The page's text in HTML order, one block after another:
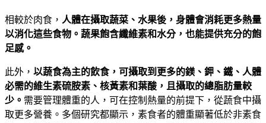
相較於肉食， 人體在攝取蔬菜、水果後，身體會消耗更多熱量
以消化這些食物。蔬果飽含纖維素和水分，也能提供充分的飽
足感。
此外， 以蔬食為主的飲食，可攝取到更多的鎂、鉀、鐵、人體
必需的維生素硫胺素、核黃素和葉酸，且攝取的總脂肪量較
少。 需要管理體重的人，可在控制熱量的前提下，從蔬食中攝
取更多營養。多個研究都顯示，素食者的體重顯著低於非素食